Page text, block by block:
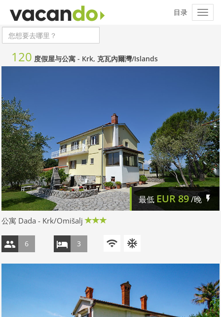
120 度假屋与公寓 - Krk, 克瓦內爾灣/Islands
最低 EUR89/晚
公寓 Dada - Krk/Omišalj
6 3